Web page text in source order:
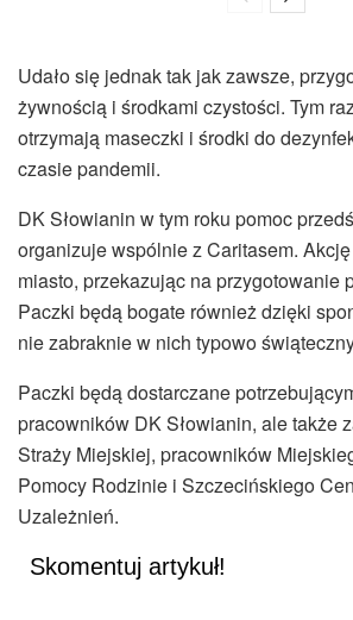
Udało się jednak tak jak zawsze,
żywnością i środkami czystości. Tym
otrzymają maseczki i środki do
czasie pandemii.
DK Słowianin w tym roku pomoc
organizuje wspólnie z Caritasem.
miasto, przekazując na przygotowanie
Paczki będą bogate również dzięki
nie zabraknie w nich typowo
Paczki będą dostarczane
pracowników DK Słowianin, ale także
Straży Miejskiej, pracowników
Pomocy Rodzinie i Szczecińskiego
Uzależnień.
Skomentuj artykuł!